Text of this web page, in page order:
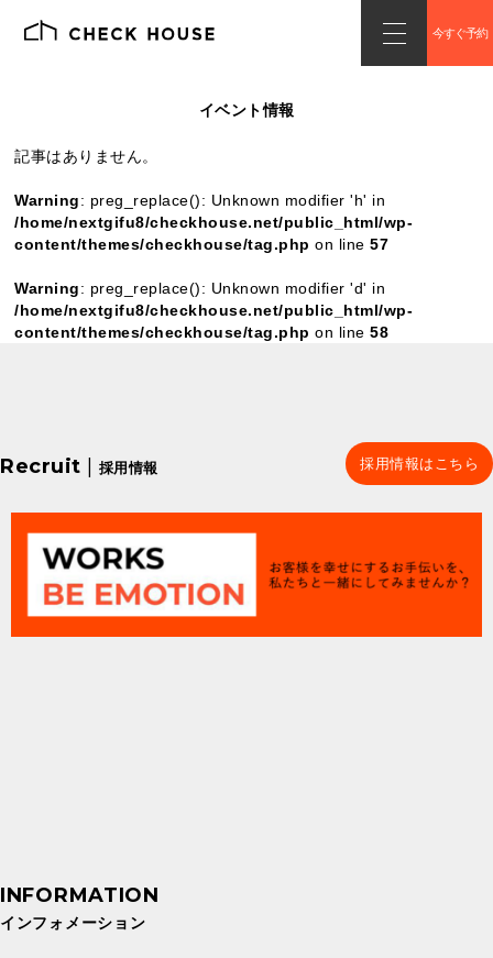
今すぐ予約
イベント情報
記事はありません。
Warning: preg_replace(): Unknown modifier 'h' in
/home/nextgifu8/checkhouse.net/public_html/wp-
content/themes/checkhouse/tag.php on line57
Warning: preg_replace(): Unknown modifier 'd' in
/home/nextgifu8/checkhouse.net/public_html/wp-
content/themes/checkhouse/tag.php on line58
Recruit 採用情報 採用情報はこちら
インフォメーション